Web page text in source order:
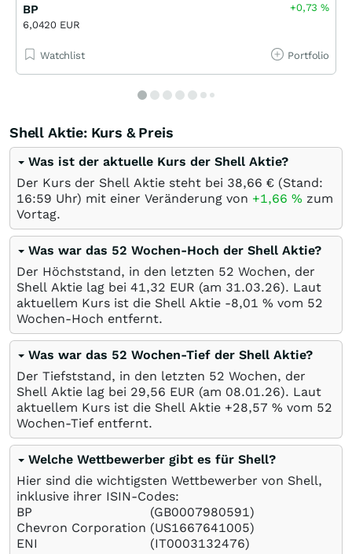
BP
6,0420 EUR
+0,73%
Watchlist Portfolio
Shell Aktie: Kurs & Preis
Was ist der aktuelle Kurs der Shell Aktie?
Der Kurs der Shell Aktie steht bei 38,66 € (Stand:
16:59 Uhr) mit einer Veränderung von +1,66 % zum
Vortag.
Was war das 52 Wochen-Hoch der Shell Aktie?
Der Höchststand, in den letzten 52 Wochen, der
Shell Aktie lag bei 41,32 EUR (am 31.03.26). Laut
aktuellem Kurs ist die Shell Aktie -8,01 % vom 52
Wochen-Hoch entfernt.
Was war das 52 Wochen-Tief der Shell Aktie?
Der Tiefststand, in den letzten 52 Wochen, der
Shell Aktie lag bei 29,56 EUR (am 08.01.26). Laut
aktuellem Kurs ist die Shell Aktie +28,57 % vom 52
Wochen-Tief entfernt.
Welche Wettbewerber gibt es für Shell?
Hier sind die wichtigsten Wettbewerber von Shell,
inklusive ihrer ISIN-Codes:
BP
(GB0007980591)
Chevron Corporation (US1667641005)
ENI
(IT0003132476)